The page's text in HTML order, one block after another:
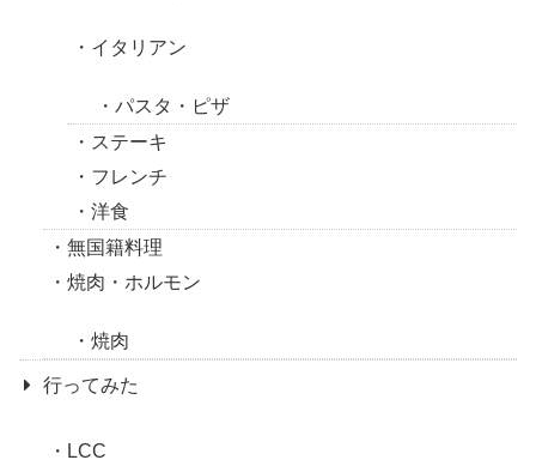
イタリアン
パスタ・ピザ
ステーキ
フレンチ
洋食
無国籍料理
焼肉・ホルモン
焼肉
行ってみた
LCC